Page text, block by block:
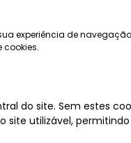
experiência de
cookies.
do site. Sem estes
site utilizável,